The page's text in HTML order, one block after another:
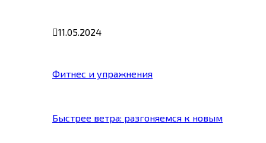
11.05.2024
Фитнес и упражнения
Быстрее ветра: разгоняемся к новым